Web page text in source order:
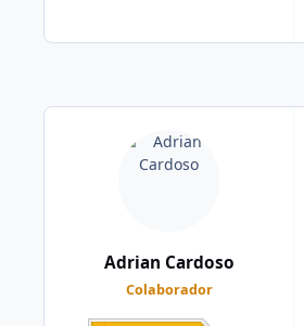
Adrian Cardoso
Colaborador